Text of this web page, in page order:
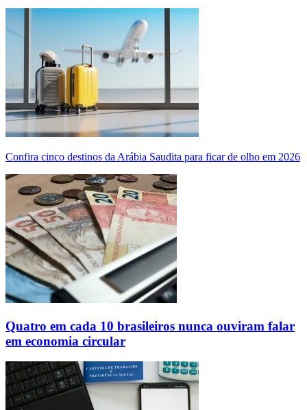
Confira cinco destinos da Arábia Saudita para ficar de olho em 2026
Quatro em cada 10 brasileiros nunca ouviram falar
em economia circular